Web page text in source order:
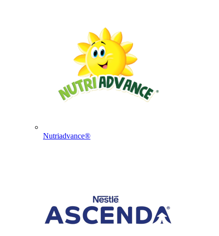
Nutriadvance®